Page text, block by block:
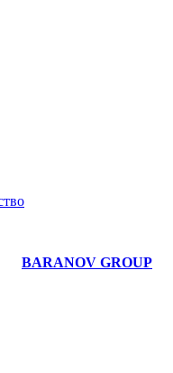
BARANOV GROUP